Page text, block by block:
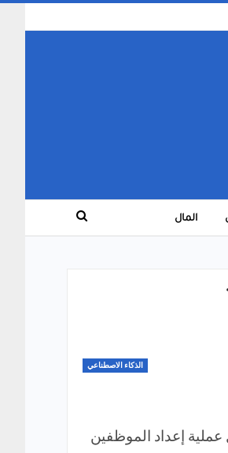
المال
الذكاء الاصطناعي
إعداد الموظفين